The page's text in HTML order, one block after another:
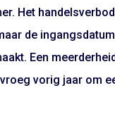
Het
de
Een
vorig jaar om